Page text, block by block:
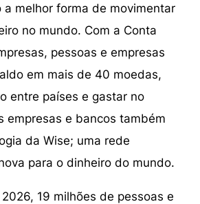
melhor forma de movimentar
no mundo. Com a Conta
pessoas e empresas
em mais de 40 moedas,
entre países e gastar no
empresas e bancos também
da Wise; uma rede
para o dinheiro do mundo.
19 milhões de pessoas e